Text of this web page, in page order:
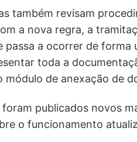
também revisam
a nova regra, a
passa a ocorrer de forma
toda a
módulo de anexação de
foram publicados novos
o funcionamento